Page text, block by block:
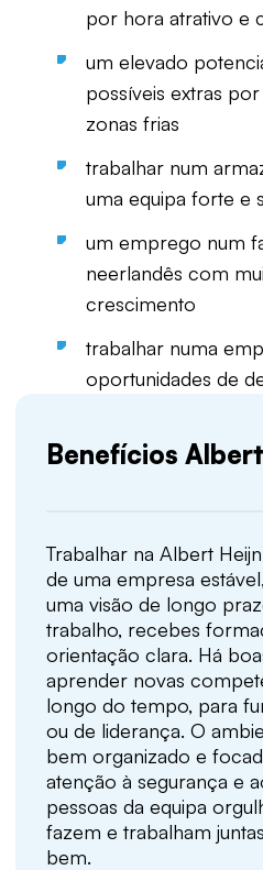
por hora atrativo e
um elevado
possíveis extras
zonas frias
trabalhar num
uma equipa forte e
um emprego num
neerlandês com
crescimento
trabalhar numa
oportunidades de
Benefícios
Trabalhar na Albert
de uma empresa
uma visão de longo
trabalho, recebes
orientação clara. Há
aprender novas
longo do tempo, para
ou de liderança. O
bem organizado e
atenção à segurança e
pessoas da equipa
fazem e trabalham
bem.